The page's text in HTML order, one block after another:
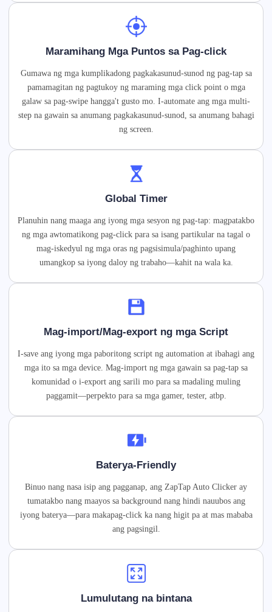
Maramihang Mga Puntos sa Pag-click
Gumawa ng mga kumplikadong pagkakasunud-sunod ng pag-tap sa
pamamagitan ng pagtukoy ng maraming mga click point o mga
galaw sa pag-swipe hangga't gusto mo. I-automate ang mga multi-
step na gawain sa anumang pagkakasunud-sunod, sa anumang bahagi
ng screen.
Global Timer
Planuhin nang maaga ang iyong mga sesyon ng pag-tap: magpatakbo
ng mga awtomatikong pag-click para sa isang partikular na tagal o
mag-iskedyul ng mga oras ng pagsisimula/paghinto upang
umangkop sa iyong daloy ng trabaho—kahit na wala ka.
Mag-import/Mag-export ng mga Script
I-save ang iyong mga paboritong script ng automation at ibahagi ang
mga ito sa mga device. Mag-import ng mga gawain sa pag-tap sa
komunidad o i-export ang sarili mo para sa madaling muling
paggamit—perpekto para sa mga gamer, tester, atbp.
Baterya-Friendly
Binuo nang nasa isip ang pagganap, ang ZapTap Auto Clicker ay
tumatakbo nang maayos sa background nang hindi nauubos ang
iyong baterya—para makapag-click ka nang higit pa at mas mababa
ang pagsingil.
Lumulutang na bintana